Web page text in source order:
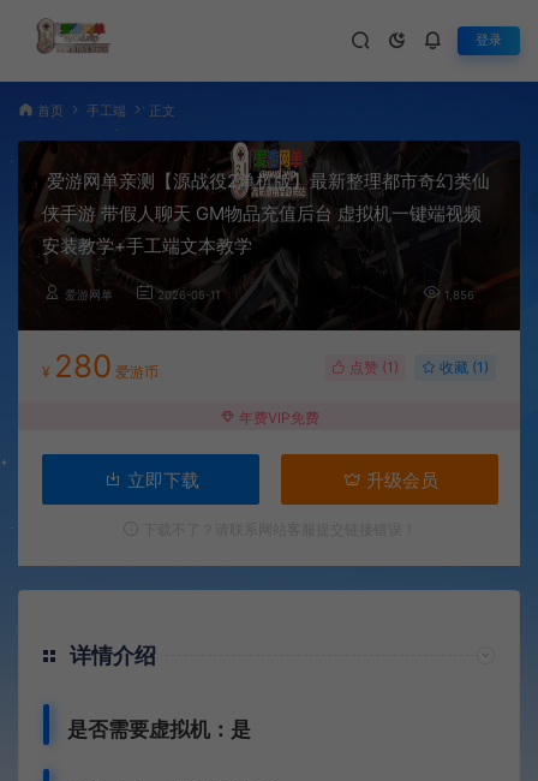
登录
首页 手工端 正文
爱游网单亲测【源战役2单机版】最新整理都市奇幻类仙
侠手游 带假人聊天 GM物品充值后台 虚拟机一键端视频
安装教学+手工端文本教学
爱游网单 2026-05-11 1,856
¥ 280 爱游币 点赞 (1 ) 收藏 (1)
年费VIP免费
立即下载 升级会员
详情介绍
是否需要虚拟机：是